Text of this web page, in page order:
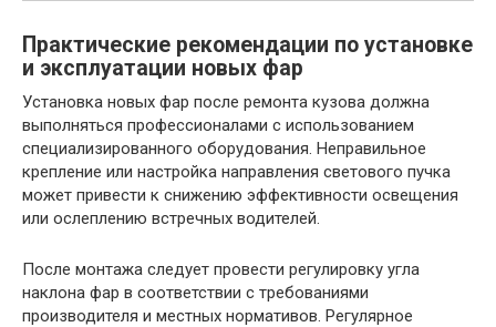
Практические рекомендации по установке
и эксплуатации новых фар
Установка новых фар после ремонта кузова должна
выполняться профессионалами с использованием
специализированного оборудования. Неправильное
крепление или настройка направления светового пучка
может привести к снижению эффективности освещения
или ослеплению встречных водителей.
После монтажа следует провести регулировку угла
наклона фар в соответствии с требованиями
производителя и местных нормативов. Регулярное